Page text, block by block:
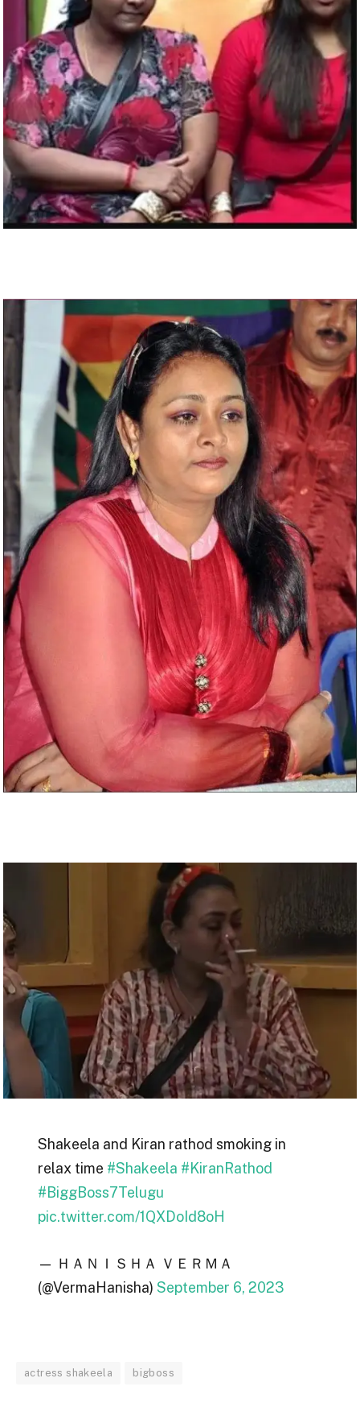
Shakeela and Kiran rathod smoking in
relax time #Shakeela #KiranRathod
#BiggBoss7Telugu
pic.twitter.com/1QXDoId8oH
— ＨＡＮＩＳＨＡ ＶＥＲＭＡ
(@VermaHanisha) September 6, 2023
actress shakeela bigboss